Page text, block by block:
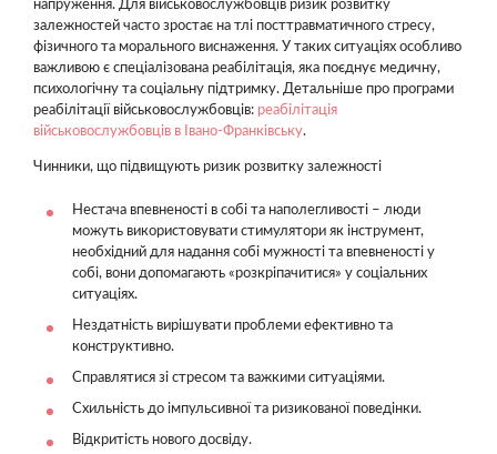
напруження. Для військовослужбовців ризик розвитку
залежностей часто зростає на тлі посттравматичного стресу,
фізичного та морального виснаження. У таких ситуаціях особливо
важливою є спеціалізована реабілітація, яка поєднує медичну,
психологічну та соціальну підтримку. Детальніше про програми
реабілітації військовослужбовців: реабілітація
військовослужбовців в Івано-Франківську.
Чинники, що підвищують ризик розвитку залежності
Нестача впевненості в собі та наполегливості – люди
можуть використовувати стимулятори як інструмент,
необхідний для надання собі мужності та впевненості у
собі, вони допомагають «розкріпачитися» у соціальних
ситуаціях.
Нездатність вирішувати проблеми ефективно та
конструктивно.
Справлятися зі стресом та важкими ситуаціями.
Схильність до імпульсивної та ризикованої поведінки.
Відкритість нового досвіду.